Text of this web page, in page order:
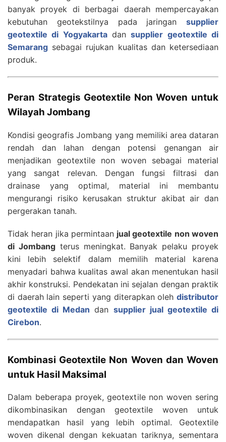
banyak proyek di berbagai daerah mempercayakan
kebutuhan geotekstilnya pada jaringan supplier
geotextile di Yogyakartadansupplier geotextile di
Semarang sebagai rujukan kualitas dan ketersediaan
produk.
Peran Strategis Geotextile Non Woven untuk
Wilayah Jombang
Kondisi geografis Jombang yang memiliki area dataran
rendah dan lahan dengan potensi genangan air
menjadikan geotextile non woven sebagai material
yang sangat relevan. Dengan fungsi filtrasi dan
drainase yang optimal, material ini membantu
mengurangi risiko kerusakan struktur akibat air dan
pergerakan tanah.
Tidak heran jika permintaan jual geotextile non woven
di Jombangterus meningkat. Banyak pelaku proyek
kini lebih selektif dalam memilih material karena
menyadari bahwa kualitas awal akan menentukan hasil
akhir konstruksi. Pendekatan ini sejalan dengan praktik
di daerah lain seperti yang diterapkan oleh distributor
geotextile di Medan dan supplier jual geotextile di
Cirebon.
Kombinasi Geotextile Non Woven dan Woven
untuk Hasil Maksimal
Dalam beberapa proyek, geotextile non woven sering
dikombinasikan dengan geotextile woven untuk
mendapatkan hasil yang lebih optimal. Geotextile
woven dikenal dengan kekuatan tariknya, sementara